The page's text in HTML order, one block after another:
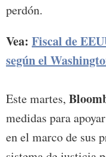
perdón.
Vea: Fiscal de
según el
Este martes,
medidas para
en el marco de sus